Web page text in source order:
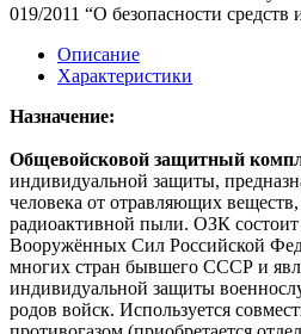
019/2011 “О безопасности
Описание
Характеристики
Назначение:
Общевойсковой защитный
индивидуальной защиты,
человека от отравляющих
радиоактивной пыли. ОЗК
Вооружённых Сил Российской
многих стран бывшего СССР и
индивидуальной защиты
родов войск. Используется